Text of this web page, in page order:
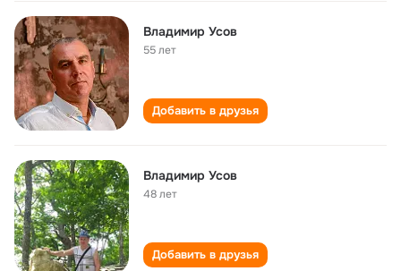
Владимир Усов
55 лет
Добавить в друзья
Владимир Усов
48 лет
Добавить в друзья